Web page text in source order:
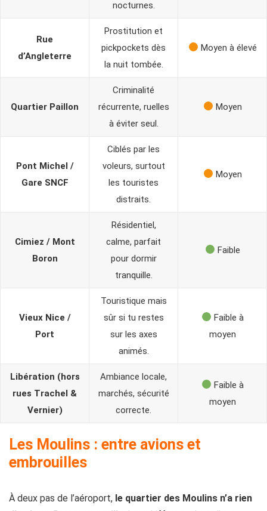
nocturnes.
Rue
d’Angleterre
Prostitution et
pickpockets dès
la nuit tombée.
Moyen à élevé
Quartier Paillon
Criminalité
récurrente, ruelles
à éviter seul.
Moyen
Pont Michel /
Gare SNCF
Ciblés par les
voleurs, surtout
les touristes
distraits.
Moyen
Cimiez / Mont
Boron
Résidentiel,
calme, parfait
pour dormir
tranquille.
Faible
Vieux Nice /
Port
Touristique mais
sûr si tu restes
sur les axes
animés.
Faible à
moyen
Libération (hors
rues Trachel &
Vernier)
Ambiance locale,
marchés, sécurité
correcte.
Faible à
moyen
Les Moulins : entre avions et
embrouilles
À deux pas de l’aéroport, le quartier des Moulins n’a rien